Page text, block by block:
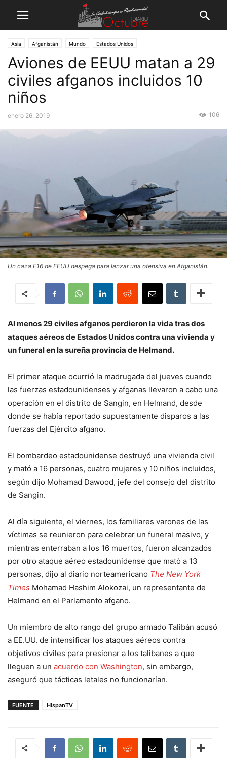
Asia Afganistán Mundo Estados Unidos
Aviones de EEUU matan a 29
civiles afganos incluidos 10
niños
enero 26, 2019 106
Un caza F16 de EEUU despega para lanzar una ofensiva en Afganistán.
Al menos 29 civiles afganos perdieron la vida tras dos
ataques aéreos de Estados Unidos contra una vivienda y
un funeral en la sureña provincia de Helmand.
El primer ataque ocurrió la madrugada del jueves cuando
las fuerzas estadounidenses y afganas llevaron a cabo una
operación en el distrito de Sangin, en Helmand, desde
donde se había reportado supuestamente disparos a las
fuerzas del Ejército afgano.
El bombardeo estadounidense destruyó una vivienda civil
y mató a 16 personas, cuatro mujeres y 10 niños incluidos,
según dijo Mohamad Dawood, jefe del consejo del distrito
de Sangin.
Al día siguiente, el viernes, los familiares varones de las
víctimas se reunieron para celebrar un funeral masivo, y
mientras enterraban a los 16 muertos, fueron alcanzados
por otro ataque aéreo estadounidense que mató a 13
personas, dijo al diario norteamericano The New York
Times Mohamad Hashim Alokozai, un representante de
Helmand en el Parlamento afgano.
Un miembro de alto rango del grupo armado Talibán acusó
a EE.UU. de intensificar los ataques aéreos contra
objetivos civiles para presionar a los talibanes a que
lleguen a un acuerdo con Washington, sin embargo,
aseguró que tácticas letales no funcionarían.
FUENTE HispanTV